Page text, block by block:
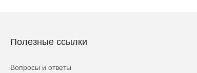
Полезные ссылки
Вопросы и ответы